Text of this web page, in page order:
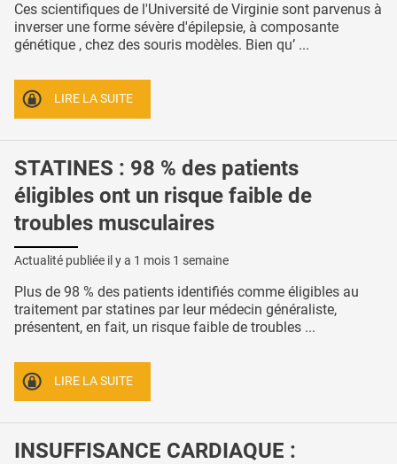
Ces scientifiques de l'Université de Virginie sont parvenus à
inverser une forme sévère d'épilepsie, à composante
génétique , chez des souris modèles. Bien qu’ ...
LIRE LA SUITE
STATINES : 98 % des patients
éligibles ont un risque faible de
troubles musculaires
Actualité publiée il y a 1 mois 1 semaine
Plus de 98 % des patients identifiés comme éligibles au
traitement par statines par leur médecin généraliste,
présentent, en fait, un risque faible de troubles ...
LIRE LA SUITE
INSUFFISANCE CARDIAQUE :